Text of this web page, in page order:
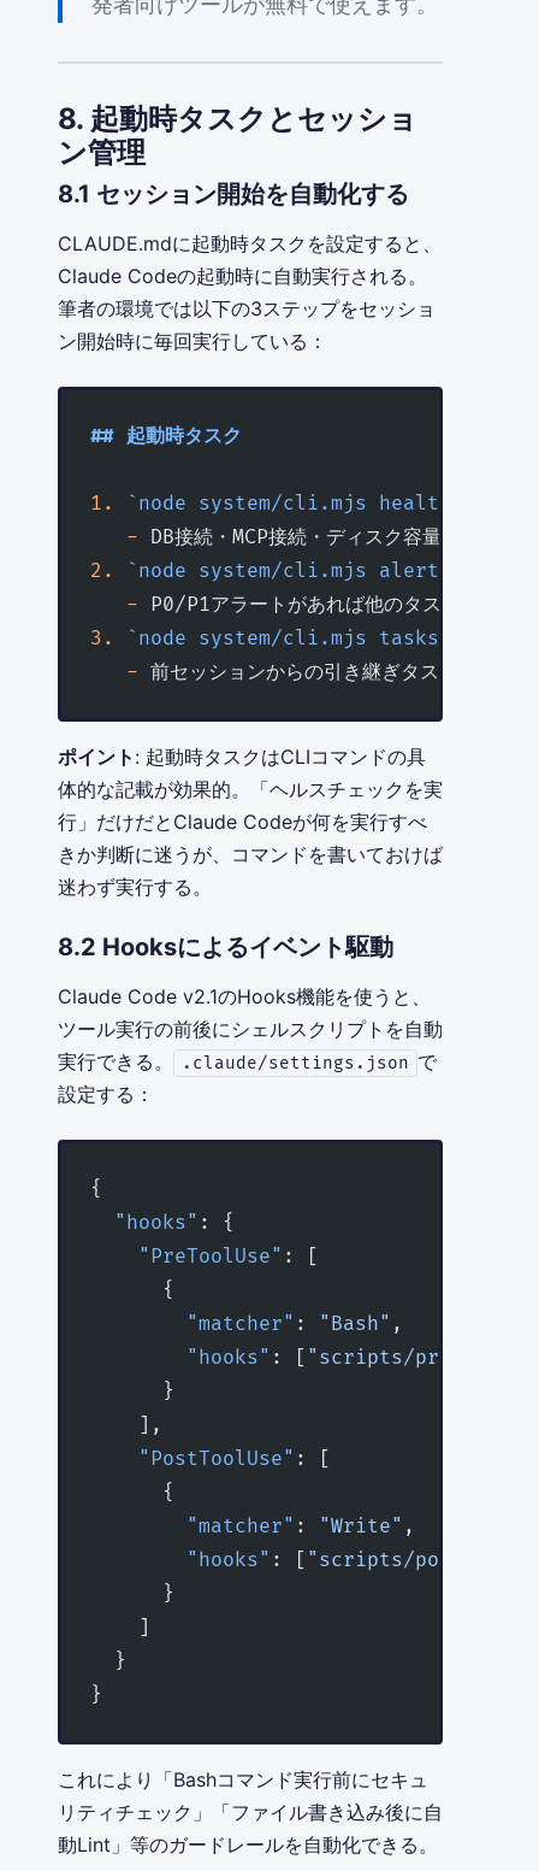
8. 起動時タスクとセッショ
ン管理
8.1 セッション開始を自動化する
CLAUDE.mdに起動時タスクを設定すると、
Claude Codeの起動時に自動実行される。
筆者の環境では以下の3ステップをセッショ
ン開始時に毎回実行している：
## 起動時タスク
1. `node system/cli.mjs health`
   -
DB接続・MCP接続・ディスク容量を確認
2.
`node system/cli.mjs alerts`
   -
P0/P1アラートがあれば他のタスクより先
3.
`node system/cli.mjs tasks`
   -
前セッションからの引き継ぎタスクを把握
ポイント : 起動時タスクはCLIコマンドの具
体的な記載が効果的。「ヘルスチェックを実
行」だけだとClaude Codeが何を実行すべ
きか判断に迷うが、コマンドを書いておけば
迷わず実行する。
8.2 Hooksによるイベント駆動
Claude Code v2.1のHooks機能を使うと、
ツール実行の前後にシェルスクリプトを自動
実行できる。
.claude/settings.json で
設定する：
{
  "hooks"
: {
    "PreToolUse"
: [
      {
        "matcher"
: "Bash" ,
        "hooks"
: [ "scripts/pre-bash-
      }
    ],
    "PostToolUse"
: [
      {
        "matcher"
: "Write" ,
        "hooks"
: [ "scripts/post-
      }
    ]
  }
}
これにより「Bashコマンド実行前にセキュ
リティチェック」「ファイル書き込み後に自
動Lint」等のガードレールを自動化できる。